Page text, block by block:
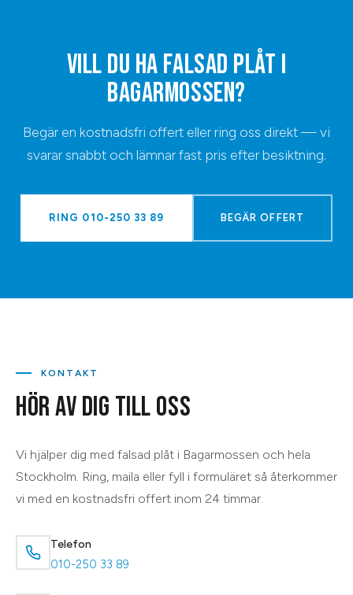
VILL DU HAFALSAD PLÅT I
BAGARMOSSEN?
Begär en kostnadsfri offert eller ring oss direkt — vi
svarar snabbt och lämnar fast pris efter besiktning.
RING 010-250 33 89 BEGÄR OFFERT
KONTAKT
HÖR AV DIG TILL OSS
Vi hjälper dig med falsad plåt i Bagarmossen och hela
Stockholm. Ring, maila eller fyll i formuläret så återkommer
vi med en kostnadsfri offert inom 24 timmar.
Telefon
010-250 33 89